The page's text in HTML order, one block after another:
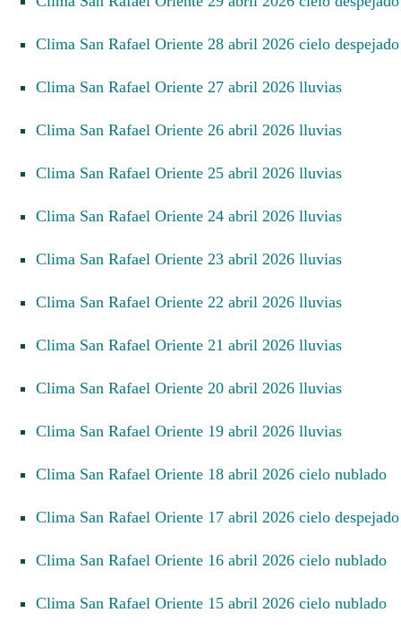
Clima San Rafael Oriente 28 abril 2026 cielo despejado
Clima San Rafael Oriente 27 abril 2026 lluvias
Clima San Rafael Oriente 26 abril 2026 lluvias
Clima San Rafael Oriente 25 abril 2026 lluvias
Clima San Rafael Oriente 24 abril 2026 lluvias
Clima San Rafael Oriente 23 abril 2026 lluvias
Clima San Rafael Oriente 22 abril 2026 lluvias
Clima San Rafael Oriente 21 abril 2026 lluvias
Clima San Rafael Oriente 20 abril 2026 lluvias
Clima San Rafael Oriente 19 abril 2026 lluvias
Clima San Rafael Oriente 18 abril 2026 cielo nublado
Clima San Rafael Oriente 17 abril 2026 cielo despejado
Clima San Rafael Oriente 16 abril 2026 cielo nublado
Clima San Rafael Oriente 15 abril 2026 cielo nublado